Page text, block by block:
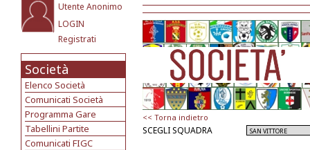
Utente Anonimo
LOGIN
Registrati
Società
Elenco Società
Comunicati Società
Programma Gare
Tabellini Partite
Comunicati FIGC
<< Torna indietro
SCEGLI SQUADRA